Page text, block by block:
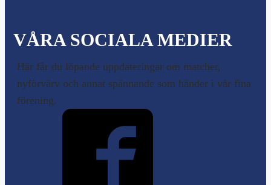
VÅRA SOCIALA MEDIER
Här får du löpande uppdateringar om matcher,
nyförvärv och annat spännande som händer i vår fina
förening.